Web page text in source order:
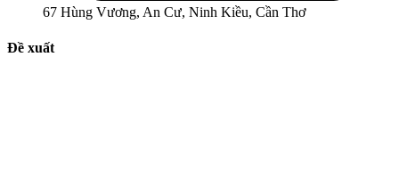
67 Hùng Vương, An Cư, Ninh Kiều, Cần Thơ
Đề xuất